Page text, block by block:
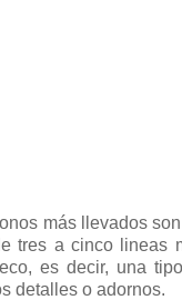
más llevados
tres a cinco lineas
es decir, una
detalles o adornos.